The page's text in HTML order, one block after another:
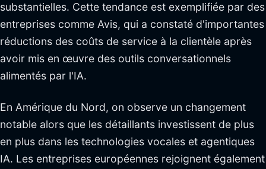
substantielles. Cette tendance est exemplifiée par des
entreprises comme Avis, qui a constaté d'importantes
réductions des coûts de service à la clientèle après
avoir mis en œuvre des outils conversationnels
alimentés par l'IA.
En Amérique du Nord, on observe un changement
notable alors que les détaillants investissent de plus
en plus dans les technologies vocales et agentiques
IA. Les entreprises européennes rejoignent également